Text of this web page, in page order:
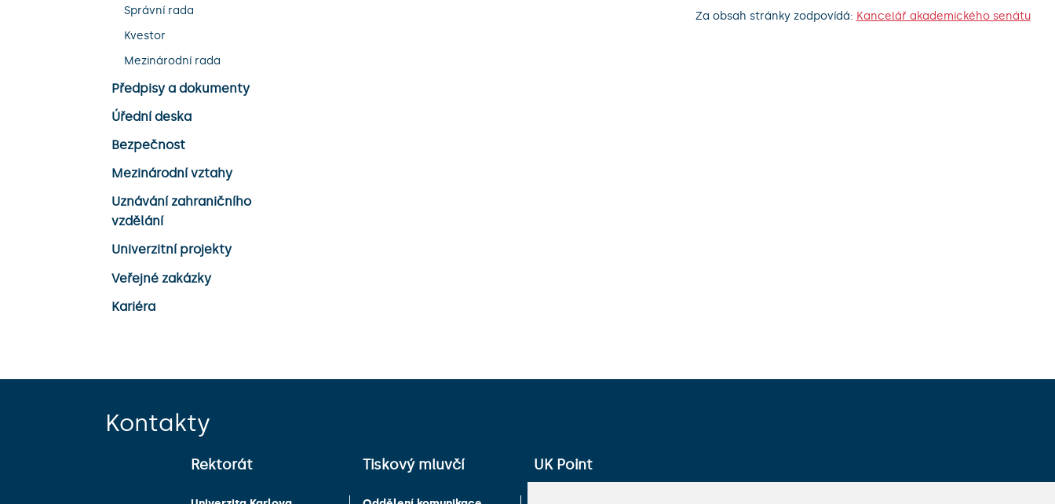
Správní rada
Kvestor
Mezinárodní rada
Předpisy a dokumenty
Úřední deska
Bezpečnost
Mezinárodní vztahy
Uznávání zahraničního
vzdělání
Univerzitní projekty
Veřejné zakázky
Kariéra
Za obsah stránky zodpovídá: Kancelář akademického senátu
Kontakty
Rektorát Tiskový mluvčí UK Point